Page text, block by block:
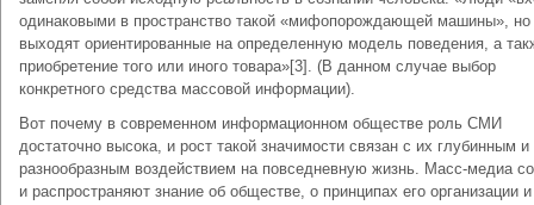
одинаковыми в пространство такой «мифопорождающей машины», но
выходят ориентированные на определенную модель поведения, а
приобретение того или иного товара»[3]. (В данном случае выбор
конкретного средства массовой информации).
Вот почему в современном информационном обществе роль СМИ
достаточно высока, и рост такой значимости связан с их глубинным и
разнообразным воздействием на повседневную жизнь. Масс-медиа
и распространяют знание об обществе, о принципах его организации и